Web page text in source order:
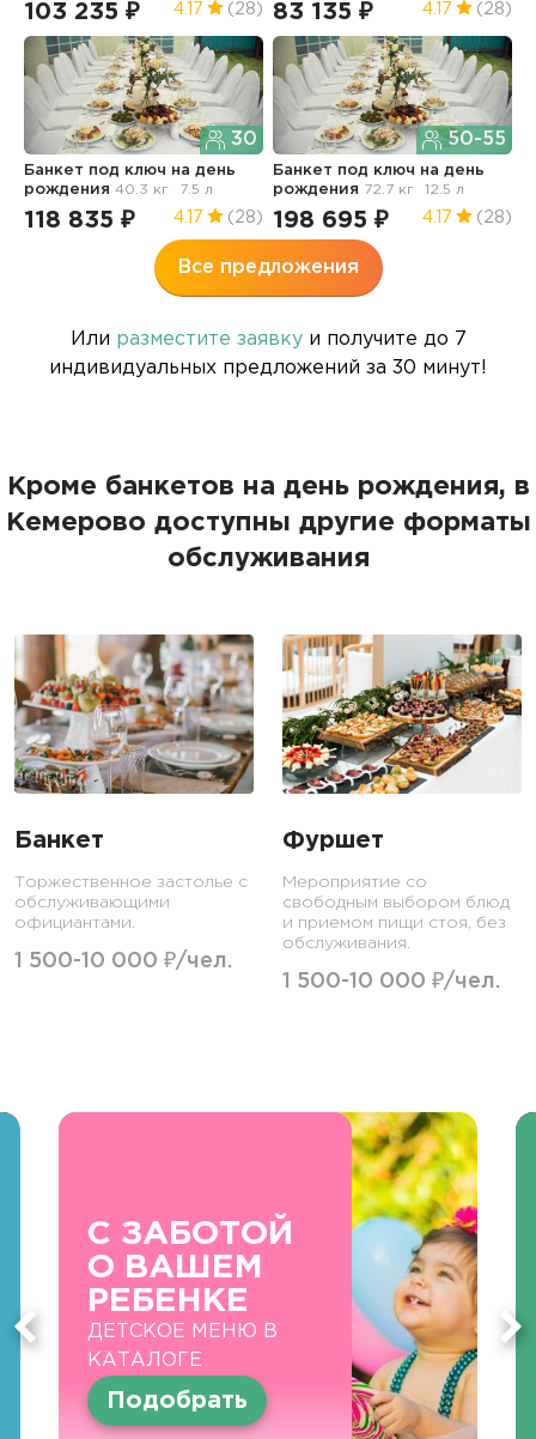
103 235 ₽ 4.17 (28) 83 135 ₽ 4.17 (28)
30
Банкет под ключ на день
рождения 40.3 кг 7.5 л
118 835 ₽ 4.17 (28)
50-55
Банкет под ключ на день
рождения 72.7 кг 12.5 л
198 695 ₽ 4.17 (28)
Все предложения
Или разместите заявкуи получите до 7
индивидуальных предложений за 30 минут!
Кроме банкетов на день рождения, в
Кемерово доступны другие форматы
обслуживания
Банкет
Торжественное застолье с
обслуживающими
официантами.
1 500-10 000 ₽/чел.
Фуршет
Мероприятие со
свободным выбором блюд
и приемом пищи стоя, без
обслуживания.
1 500-10 000 ₽/чел.
С ЗАБОТОЙ
О ВАШЕМ
РЕБЕНКЕ
ДЕТСКОЕ МЕНЮ В
КАТАЛОГЕ
Подобрать